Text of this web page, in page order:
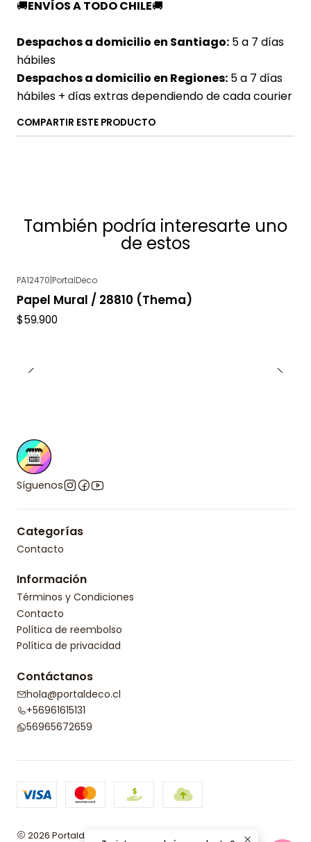
🚚ENVÍOS A TODO CHILE🚚
Despachos a domicilio en Santiago: 5 a 7 días
hábiles
Despachos a domicilio en Regiones: 5 a 7 días
hábiles + días extras dependiendo de cada courier
COMPARTIR ESTE PRODUCTO
También podría interesarte uno
de estos
PA12470|PortalDeco
Papel Mural / 28810 (Thema)
$59.900
Síguenos
Categorías
Contacto
Información
Términos y Condiciones
Contacto
Política de reembolso
Política de privacidad
Contáctanos
hola@portaldeco.cl
+56961615131
56965672659
2026 Portaldeco.